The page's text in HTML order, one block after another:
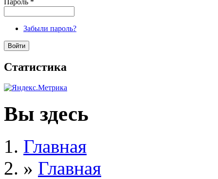
Пароль *
Забыли пароль?
Статистика
Вы здесь
Главная
» Главная